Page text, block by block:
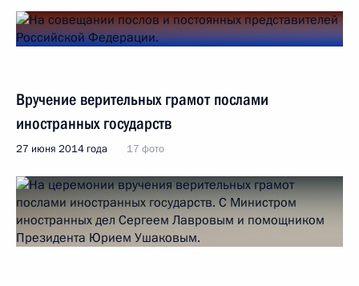
Вручение верительных грамот послами
иностранных государств
27 июня 2014 года 17 фото